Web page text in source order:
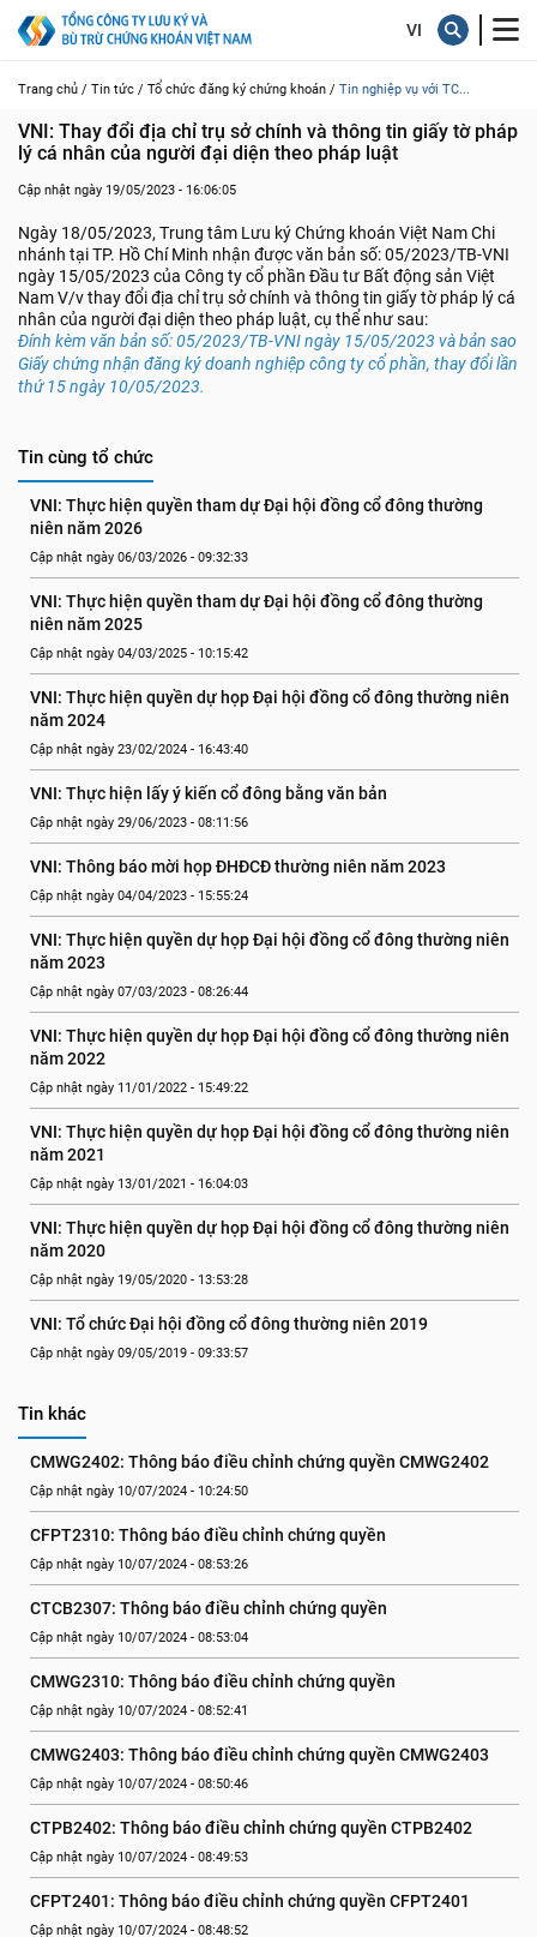
Trang chủ / Tin tức / Tổ chức đăng ký chứng khoán / Tin nghiệp vụ với TC...
VNI: Thay đổi địa chỉ trụ sở chính và thông tin giấy tờ pháp
lý cá nhân của người đại diện theo pháp luật
Cập nhật ngày 19/05/2023 - 16:06:05
Ngày 18/05/2023, Trung tâm Lưu ký Chứng khoán Việt Nam Chi
nhánh tại TP. Hồ Chí Minh nhận được văn bản số: 05/2023/TB-VNI
ngày 15/05/2023 của Công ty cổ phần Đầu tư Bất động sản Việt
Nam V/v thay đổi địa chỉ trụ sở chính và thông tin giấy tờ pháp lý cá
nhân của người đại diện theo pháp luật, cụ thể như sau:
Đính kèm văn bản số: 05/2023/TB-VNI ngày 15/05/2023 và bản sao
Giấy chứng nhận đăng ký doanh nghiệp công ty cổ phần, thay đổi lần
thứ 15 ngày 10/05/2023.
Tin cùng tổ chức
VNI: Thực hiện quyền tham dự Đại hội đồng cổ đông thường
niên năm 2026
Cập nhật ngày 06/03/2026 - 09:32:33
VNI: Thực hiện quyền tham dự Đại hội đồng cổ đông thường
niên năm 2025
Cập nhật ngày 04/03/2025 - 10:15:42
VNI: Thực hiện quyền dự họp Đại hội đồng cổ đông thường niên
năm 2024
Cập nhật ngày 23/02/2024 - 16:43:40
VNI: Thực hiện lấy ý kiến cổ đông bằng văn bản
Cập nhật ngày 29/06/2023 - 08:11:56
VNI: Thông báo mời họp ĐHĐCĐ thường niên năm 2023
Cập nhật ngày 04/04/2023 - 15:55:24
VNI: Thực hiện quyền dự họp Đại hội đồng cổ đông thường niên
năm 2023
Cập nhật ngày 07/03/2023 - 08:26:44
VNI: Thực hiện quyền dự họp Đại hội đồng cổ đông thường niên
năm 2022
Cập nhật ngày 11/01/2022 - 15:49:22
VNI: Thực hiện quyền dự họp Đại hội đồng cổ đông thường niên
năm 2021
Cập nhật ngày 13/01/2021 - 16:04:03
VNI: Thực hiện quyền dự họp Đại hội đồng cổ đông thường niên
năm 2020
Cập nhật ngày 19/05/2020 - 13:53:28
VNI: Tổ chức Đại hội đồng cổ đông thường niên 2019
Cập nhật ngày 09/05/2019 - 09:33:57
Tin khác
CMWG2402: Thông báo điều chỉnh chứng quyền CMWG2402
Cập nhật ngày 10/07/2024 - 10:24:50
CFPT2310: Thông báo điều chỉnh chứng quyền
Cập nhật ngày 10/07/2024 - 08:53:26
CTCB2307: Thông báo điều chỉnh chứng quyền
Cập nhật ngày 10/07/2024 - 08:53:04
CMWG2310: Thông báo điều chỉnh chứng quyền
Cập nhật ngày 10/07/2024 - 08:52:41
CMWG2403: Thông báo điều chỉnh chứng quyền CMWG2403
Cập nhật ngày 10/07/2024 - 08:50:46
CTPB2402: Thông báo điều chỉnh chứng quyền CTPB2402
Cập nhật ngày 10/07/2024 - 08:49:53
CFPT2401: Thông báo điều chỉnh chứng quyền CFPT2401
Cập nhật ngày 10/07/2024 - 08:48:52